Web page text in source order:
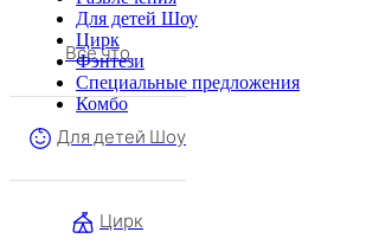
Для детей Шоу
Цирк
Фэнтези
Специальные предложения
Комбо
Все что
Для детей Шоу
Цирк